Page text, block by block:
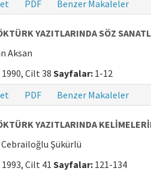
PDF Benzer Makaleler
YAZITLARINDA SÖZ
Aksan
1990, Cilt 38 Sayfalar: 1-12
PDF Benzer Makaleler
YAZITLARINDA
Şükürlü
1993, Cilt 41 Sayfalar: 121-134